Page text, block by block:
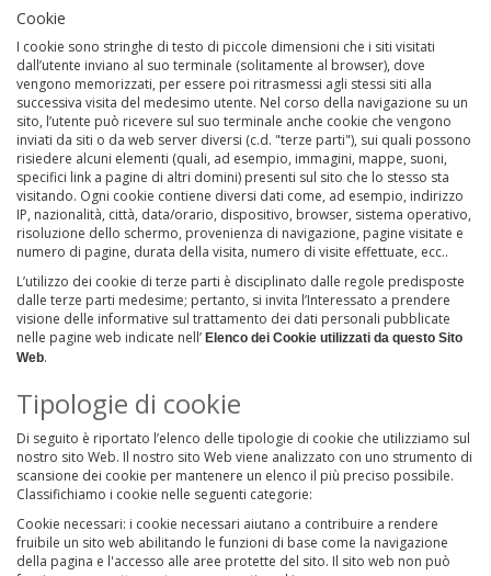
Cookie
I cookie sono stringhe di testo di piccole dimensioni che i siti visitati
dall’utente inviano al suo terminale (solitamente al browser), dove
vengono memorizzati, per essere poi ritrasmessi agli stessi siti alla
successiva visita del medesimo utente. Nel corso della navigazione su un
sito, l’utente può ricevere sul suo terminale anche cookie che vengono
inviati da siti o da web server diversi (c.d. "terze parti"), sui quali possono
risiedere alcuni elementi (quali, ad esempio, immagini, mappe, suoni,
specifici link a pagine di altri domini) presenti sul sito che lo stesso sta
visitando. Ogni cookie contiene diversi dati come, ad esempio, indirizzo
IP, nazionalità, città, data/orario, dispositivo, browser, sistema operativo,
risoluzione dello schermo, provenienza di navigazione, pagine visitate e
numero di pagine, durata della visita, numero di visite effettuate, ecc..
L’utilizzo dei cookie di terze parti è disciplinato dalle regole predisposte
dalle terze parti medesime; pertanto, si invita l’Interessato a prendere
visione delle informative sul trattamento dei dati personali pubblicate
nelle pagine web indicate nell’ Elenco dei Cookie utilizzati da questo Sito
Web.
Tipologie di cookie
Di seguito è riportato l’elenco delle tipologie di cookie che utilizziamo sul
nostro sito Web. Il nostro sito Web viene analizzato con uno strumento di
scansione dei cookie per mantenere un elenco il più preciso possibile.
Classifichiamo i cookie nelle seguenti categorie:
Cookie necessari: i cookie necessari aiutano a contribuire a rendere
fruibile un sito web abilitando le funzioni di base come la navigazione
della pagina e l'accesso alle aree protette del sito. Il sito web non può